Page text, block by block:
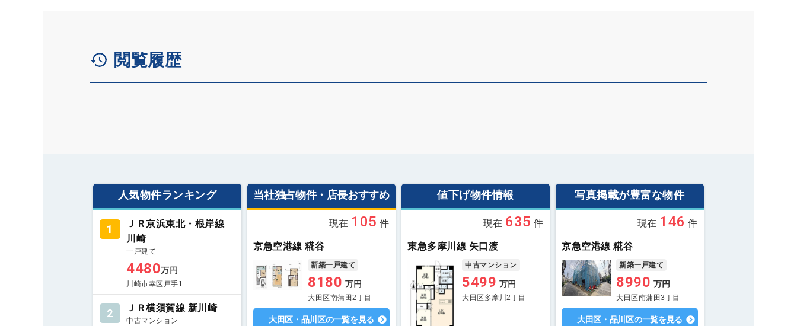
閲覧履歴
人気物件ランキング
1
ＪＲ京浜東北・根岸線
川崎
一戸建て
4480万円
川崎市幸区戸手1
2 ＪＲ横須賀線 新川崎
中古マンション
当社独占物件・店長おすすめ
現在 105 件
京急空港線 糀谷
新築一戸建て
8180 万円
大田区南蒲田2丁目
大田区・品川区の一覧を見る
値下げ物件情報
現在 635 件
東急多摩川線 矢口渡
中古マンション
5499 万円
大田区多摩川2丁目
写真掲載が豊富な物件
現在 146 件
京急空港線 糀谷
新築一戸建て
8990 万円
大田区南蒲田3丁目
大田区・品川区の一覧を見る